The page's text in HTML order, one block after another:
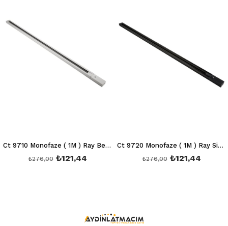
Ct 9710 Monofaze ( 1M ) Ray Beyaz (İthal)
₺121,44
₺276,00
Ct 9720 Monofaze ( 1M ) Ray Siyah (İthal)
₺121,44
₺276,00